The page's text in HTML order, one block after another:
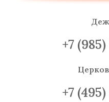
+7
+7